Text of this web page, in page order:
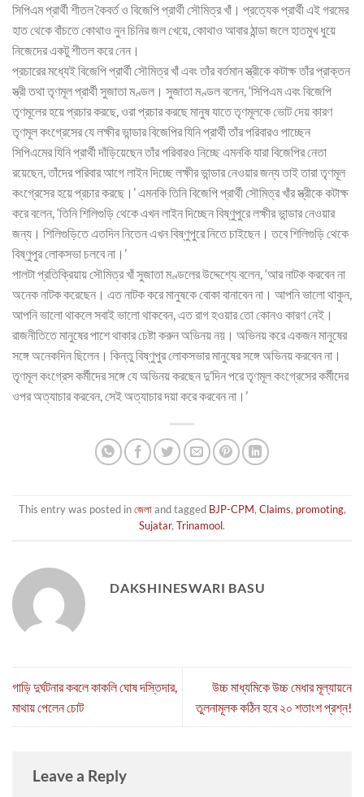
সিপিএম প্রার্থী শীতল কৈবর্ত ও বিজেপি প্রার্থী সৌমিত্র খাঁ। প্রত্যেক প্রার্থী এই গরমের
হাত থেকে বাঁচতে কোথাও নুন চিনির জল খেয়ে, কোথাও আবার ঠান্ডা জলে হাতমুখ ধুয়ে
নিজেদের একটু শীতল করে নেন।
প্রচারের মধ্যেই বিজেপি প্রার্থী সৌমিত্র খাঁ এবং তাঁর বর্তমান স্ত্রীকে কটাক্ষ তাঁর প্রাক্তন
স্ত্রী তথা তৃণমূল প্রার্থী সুজাতা মণ্ডল। সুজাতা মণ্ডল বলেন, ‘সিপিএম এবং বিজেপি
তৃণমূলের হয়ে প্রচার করছে, ওরা প্রচার করছে মানুষ যাতে তৃণমূলকে ভোট দেয় কারণ
তৃণমূল কংগ্রেসের যে লক্ষীর ভান্ডার বিজেপির যিনি প্রার্থী তাঁর পরিবারও পাচ্ছেন
সিপিএমের যিনি প্রার্থী দাঁড়িয়েছেন তাঁর পরিবারও নিচ্ছে এমনকি যারা বিজেপির নেতা
রয়েছেন, তাঁদের পরিবার আগে লাইন দিচ্ছে লক্ষীর ভান্ডার নেওয়ার জন্য তাই তারা তৃণমূল
কংগ্রেসের হয়ে প্রচার করছে।’ এমনকি তিনি বিজেপি প্রার্থী সৌমিত্র খাঁর স্ত্রীকে কটাক্ষ
করে বলেন, ‘তিনি শিলিগুড়ি থেকে এখন লাইন দিচ্ছেন বিষ্ণুপুরে লক্ষীর ভান্ডার নেওয়ার
জন্য। শিলিগুড়িতে এতদিন নিতেন এখন বিষ্ণুপুরে নিতে চাইছেন। তবে শিলিগুড়ি থেকে
বিষ্ণুপুর লোকসভা চলবে না।’
পালটা প্রতিক্রিয়ায় সৌমিত্র খাঁ সুজাতা মণ্ডলের উদ্দেশ্যে বলেন, ‘আর নাটক করবেন না
অনেক নাটক করেছেন। এত নাটক করে মানুষকে বোকা বানাবেন না। আপনি ভালো থাকুন,
আপনি ভালো থাকলে সবাই ভালো থাকবেন, এত রাগ হওয়ার তো কোনও কারণ নেই।
রাজনীতিতে মানুষের পাশে থাকার চেষ্টা করুন অভিনয় নয়। অভিনয় করে একজন মানুষের
সঙ্গে অনেকদিন ছিলেন। কিন্তু বিষ্ণুপুর লোকসভার মানুষের সঙ্গে অভিনয় করবেন না।
তৃণমূল কংগ্রেস কর্মীদের সঙ্গে যে অভিনয় করছেন দু’দিন পরে তৃণমূল কংগ্রেসের কর্মীদের
ওপর অত্যাচার করবেন, সেই অত্যাচার দয়া করে করবেন না।’
This entry was posted inজেলাand tagged BJP-CPM, Claims, promoting,
Sujatar, Trinamool.
DAKSHINESWARI BASU
গাড়ি দুর্ঘটনার কবলে কাকলি ঘোষ দস্তিদার,
মাথায় পেলেন চোট
উচ্চ মাধ্যমিকে উচ্চ মেধার মূল্যায়নে
তুলনামূলক কঠিন হবে ২০ শতাংশ প্রশ্ন!
Leave a Reply